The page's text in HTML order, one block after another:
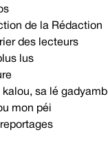
de la Rédaction
des lecteurs
lus
kalou, sa lé gadyamb
mon péi